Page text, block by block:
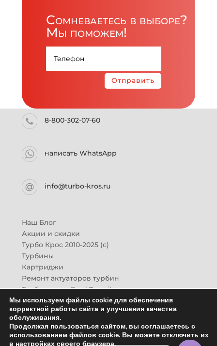
Сомневаетесь в выборе?
Мы поможем!
Отправить
8-800-302-07-60
написать WhatsApp
info@turbo-kros.ru
Наш Блог
Акции и скидки
Турбо Крос 2010-2025 (с)
Турбины
Картриджи
Ремонт актуаторов турбин
Турбины для Ford Transit
Турбины для Mazda CX-7
Картридж для ГАЗон-Next
Турбины HINO (Хино)
Купить новую турбину
Мы используем файлы cookie для обеспечения
корректной работы сайта и улучшения качества
обслуживания.
Продолжая пользоваться сайтом, вы соглашаетесь с
использованием файлов cookie. Вы можете отключить их
в настройках своего браузера.